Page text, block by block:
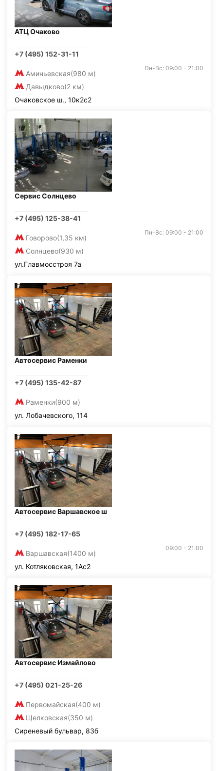
АТЦ Очаково
+7 (495) 152-31-11
Аминьевская(980 м)
Давыдково(2 км)
Пн-Вс: 09:00 - 21:00
Очаковское ш., 10к2с2
Сервис Солнцево
+7 (495) 125-38-41
Говорово(1,35 км)
Солнцево(930 м)
Пн-Вс: 09:00 - 21:00
ул.Главмосстроя 7а
Автосервис Раменки
+7 (495) 135-42-87
Раменки(900 м)
ул. Лобачевского, 114
Автосервис Варшавское ш
+7 (495) 182-17-65
Варшавская(1400 м)
09:00 - 21:00
ул. Котляковская, 1Ас2
Автосервис Измайлово
+7 (495) 021-25-26
Первомайская(400 м)
Щелковская(350 м)
Сиреневый бульвар, 83б